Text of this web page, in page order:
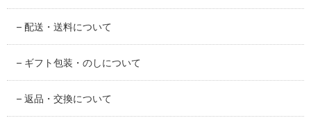
皿・プレート
– 配送・送料について
– ギフト包装・のしについて
– 返品・交換について